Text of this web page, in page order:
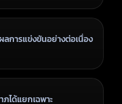
การแข่งขันอย่างต่อเนื่อง
ได้แยกเฉพาะ